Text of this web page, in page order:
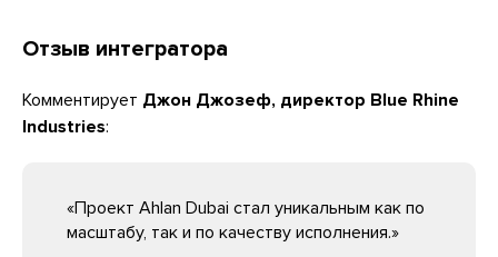
Отзыв интегратора
Комментирует Джон Джозеф, директор Blue Rhine
Industries:
«Проект Ahlan Dubai стал уникальным как по
масштабу, так и по качеству исполнения.»